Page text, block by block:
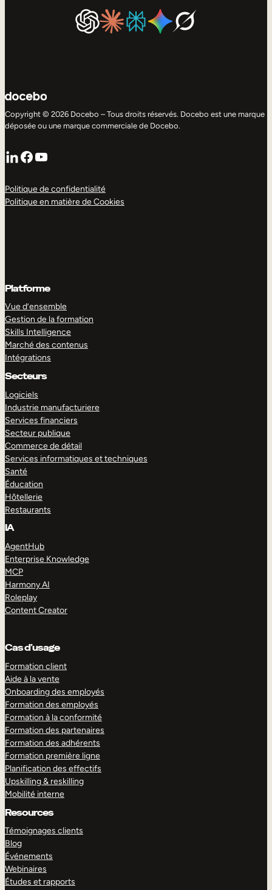
Copyright © 2026 Docebo – Tous droits réservés. Docebo est une marque
déposée ou une marque commerciale de Docebo.
LinkedIn
Facebook
YouTube
Politique de confidentialité
Politique en matière de Cookies
Platforme
Vue d’ensemble
Gestion de la formation
Skills Intelligence
Marché des contenus
Intégrations
Secteurs
Logiciels
Industrie manufacturiere
Services financiers
Secteur publique
Commerce de détail
Services informatiques et techniques
Santé
Éducation
Hôtellerie
Restaurants
IA
AgentHub
Enterprise Knowledge
MCP
Harmony AI
Roleplay
Content Creator
Cas d’usage
Formation client
Aide à la vente
Onboarding des employés
Formation des employés
Formation à la conformité
Formation des partenaires
Formation des adhérents
Formation première ligne
Planification des effectifs
Upskilling & reskilling
Mobilité interne
Resources
Témoignages clients
Blog
Événements
Webinaires
Études et rapports